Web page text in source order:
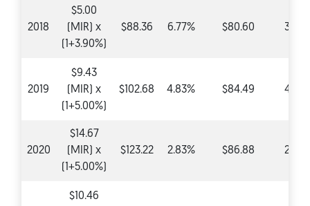
2018
$5.00
(MIR) x
(1+3.90%)
$88.36 6.77% $80.60
2019
$9.43
(MIR) x
(1+5.00%)
$102.68 4.83% $84.49
2020
$14.67
(MIR) x
(1+5.00%)
$123.22 2.83% $86.88
$10.46